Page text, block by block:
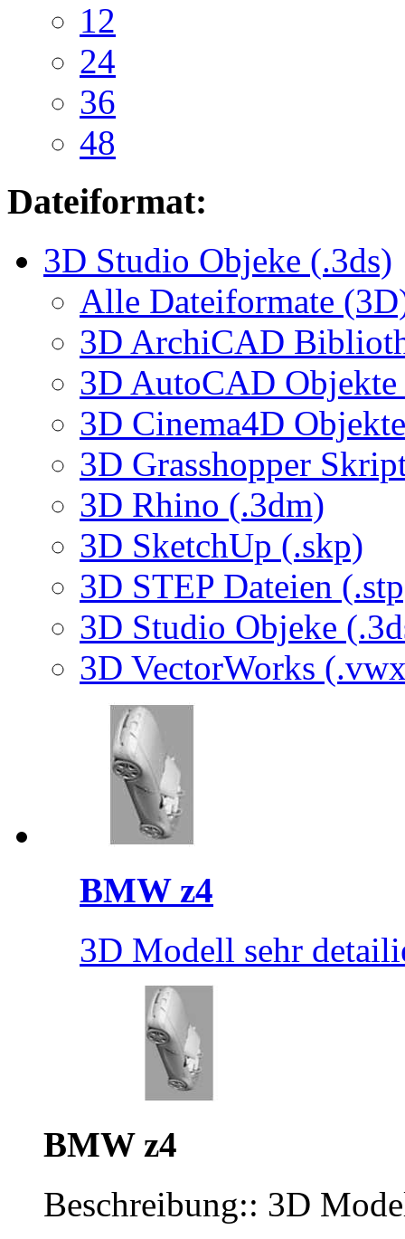
12
24
36
48
Dateiformat:
3D Studio Objeke (.3ds)
Alle Dateiformate
3D ArchiCAD
3D AutoCAD
3D Cinema4D
3D Grasshopper
3D Rhino (.3dm)
3D SketchUp (.skp)
3D STEP Dateien
3D Studio Objeke
3D VectorWorks
BMW z4
3D Modell sehr
BMW z4
Beschreibung:: 3D